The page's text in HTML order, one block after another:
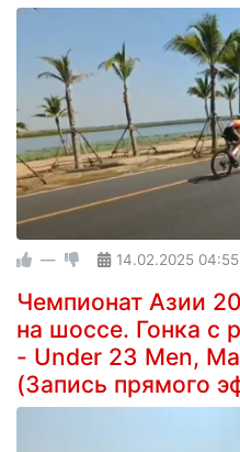
— 14.02.2025 04:55
Чемпионат Азии
на шоссе. Гонка с
- Under 23 Men,
(Запись прямого